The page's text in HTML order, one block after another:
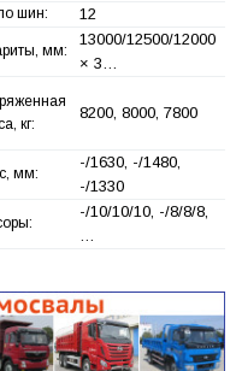
шин: 12
мм:
13000/12500/12000
× 3…
кг:
8200, 8000, 7800
мм:
-/1630, -/1480,
-/1330
-/10/10/10, -/8/8/8,
…